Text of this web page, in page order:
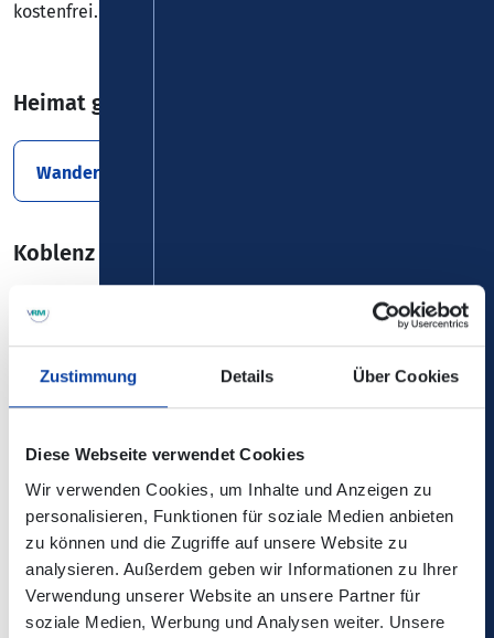
Zustimmung Details Über Cookies
Diese Webseite verwendet Cookies
Wir verwenden Cookies, um Inhalte und Anzeigen zu
personalisieren, Funktionen für soziale Medien anbieten
zu können und die Zugriffe auf unsere Website zu
analysieren. Außerdem geben wir Informationen zu Ihrer
Verwendung unserer Website an unsere Partner für
soziale Medien, Werbung und Analysen weiter. Unsere
kostenfrei.
Heimat genießen 2026 von Manuel Andrack
Wanderbroschüre 2026
Koblenz & Region entdecken mit Bus & Bahn
Koblenz & Region entdecken mit Bus &
Bahn 2025
Raderlebniskarte 2026
Moselsteigkarte